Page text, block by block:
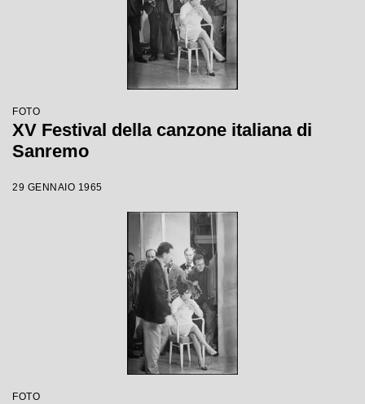
FOTO
XV Festival della canzone italiana di
Sanremo
29 GENNAIO 1965
FOTO